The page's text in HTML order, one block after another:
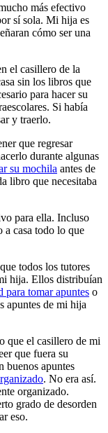
más efectivo
sí sola. Mi hija es
cómo ser una
el casillero de la
sin los libros que
para hacer su
Si había
y traerlo.
que regresar
durante algunas
su mochila antes de
libro que necesitaba
para ella. Incluso
a casa todo lo que
todos los tutores
hija. Ellos distribuían
para tomar apuntes o
apuntes de mi hija
que el casillero de mi
que fuera su
buenos apuntes
. No era así.
organizado.
grado de desorden
eso.